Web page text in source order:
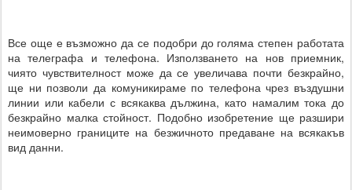
Все още е възможно да се подобри до голяма степен работата
на телеграфа и телефона. Използването на нов приемник,
чиято чувствителност може да се увеличава почти безкрайно,
ще ни позволи да комуникираме по телефона чрез въздушни
линии или кабели с всякаква дължина, като намалим тока до
безкрайно малка стойност. Подобно изобретение ще разшири
неимоверно границите на безжичното предаване на всякакъв
вид данни.